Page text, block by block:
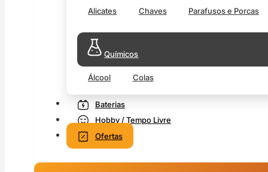
Alicates Chaves Parafusos e Porcas
Químicos
Álcool Colas
Baterias
Hobby / Tempo Livre
Ofertas